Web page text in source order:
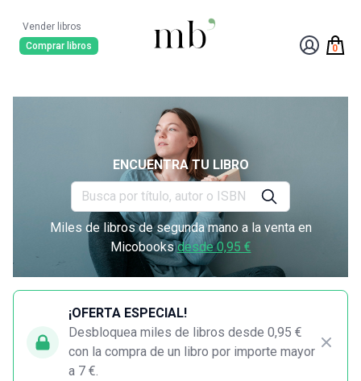
Vender libros
Comprar libros
0
ENCUENTRA TU LIBRO
Miles de libros de segunda mano a la venta en
Micobooksdesde 0,95 €
¡OFERTA ESPECIAL!
Desbloquea miles de libros desde 0,95 €
con la compra de un libro por importe mayor
a 7 €.